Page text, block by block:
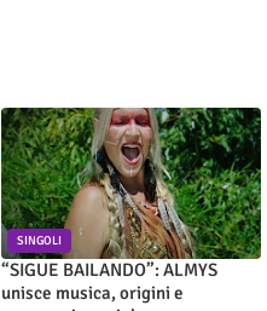
SINGOLI
“SIGUE BAILANDO”: ALMYS
unisce musica, origini e